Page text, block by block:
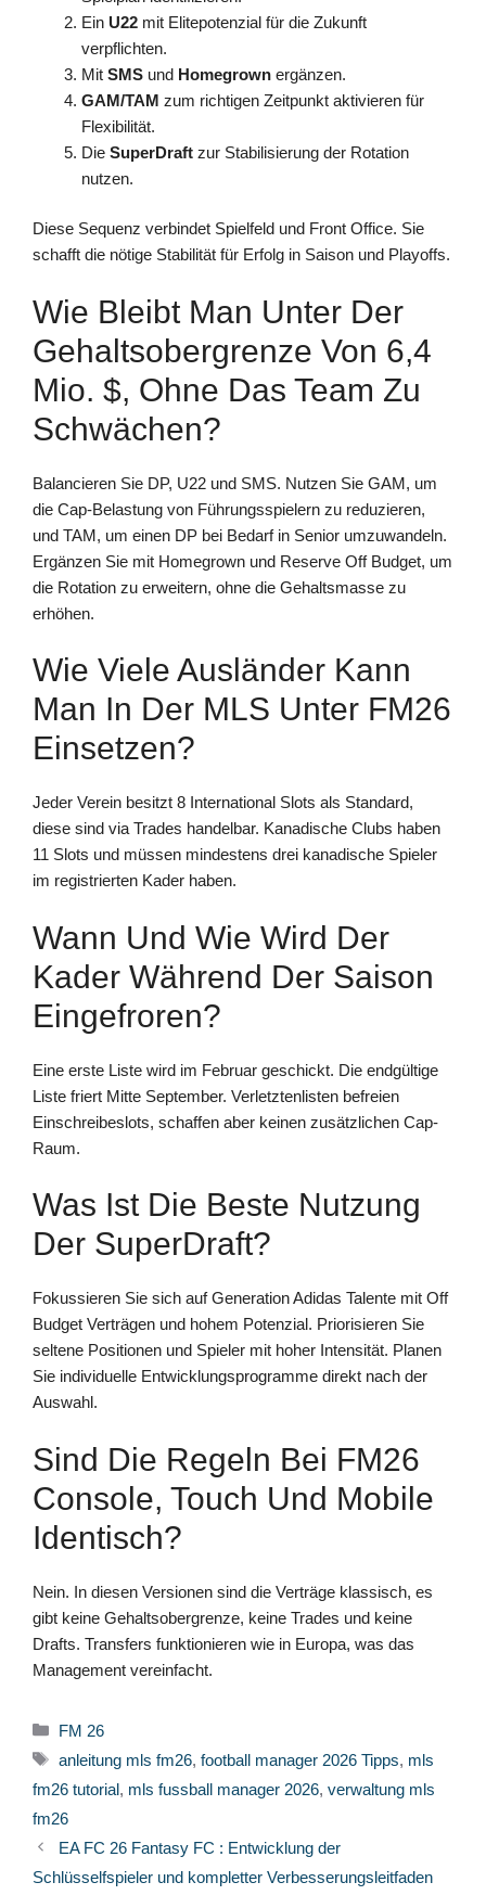
Ein U22 mit Elitepotenzial für die Zukunft
verpflichten.
Mit SMS und Homegrown ergänzen.
GAM/TAM zum richtigen Zeitpunkt aktivieren für
Flexibilität.
Die SuperDraft zur Stabilisierung der Rotation
nutzen.
Diese Sequenz verbindet Spielfeld und Front Office. Sie
schafft die nötige Stabilität für Erfolg in Saison und Playoffs.
Wie Bleibt Man Unter Der
Gehaltsobergrenze Von 6,4
Mio. $, Ohne Das Team Zu
Schwächen?
Balancieren Sie DP, U22 und SMS. Nutzen Sie GAM, um
die Cap-Belastung von Führungsspielern zu reduzieren,
und TAM, um einen DP bei Bedarf in Senior umzuwandeln.
Ergänzen Sie mit Homegrown und Reserve Off Budget, um
die Rotation zu erweitern, ohne die Gehaltsmasse zu
erhöhen.
Wie Viele Ausländer Kann
Man In Der MLS Unter FM26
Einsetzen?
Jeder Verein besitzt 8 International Slots als Standard,
diese sind via Trades handelbar. Kanadische Clubs haben
11 Slots und müssen mindestens drei kanadische Spieler
im registrierten Kader haben.
Wann Und Wie Wird Der
Kader Während Der Saison
Eingefroren?
Eine erste Liste wird im Februar geschickt. Die endgültige
Liste friert Mitte September. Verletztenlisten befreien
Einschreibeslots, schaffen aber keinen zusätzlichen Cap-
Raum.
Was Ist Die Beste Nutzung
Der SuperDraft?
Fokussieren Sie sich auf Generation Adidas Talente mit Off
Budget Verträgen und hohem Potenzial. Priorisieren Sie
seltene Positionen und Spieler mit hoher Intensität. Planen
Sie individuelle Entwicklungsprogramme direkt nach der
Auswahl.
Sind Die Regeln Bei FM26
Console, Touch Und Mobile
Identisch?
Nein. In diesen Versionen sind die Verträge klassisch, es
gibt keine Gehaltsobergrenze, keine Trades und keine
Drafts. Transfers funktionieren wie in Europa, was das
Management vereinfacht.
Kategorien
FM 26
Schlagwörter
anleitung mls fm26, football manager 2026 Tipps, mls
fm26 tutorial, mls fussball manager 2026, verwaltung mls
fm26
EA FC 26 Fantasy FC : Entwicklung der
Schlüsselfspieler und kompletter Verbesserungsleitfaden